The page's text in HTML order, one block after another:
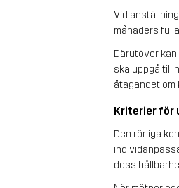
Vid
månaders
Därutöver
ska uppgå till
åtagandet om
Kriterier för
Den rörliga
dess